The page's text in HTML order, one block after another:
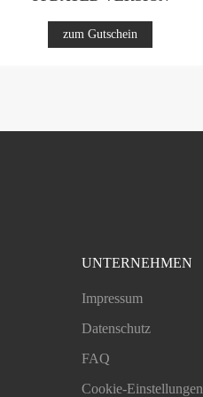
zum Gutschein
UNTERNEHMEN
Impressum
Datenschutz
FAQ
Cookie-Einstellungen